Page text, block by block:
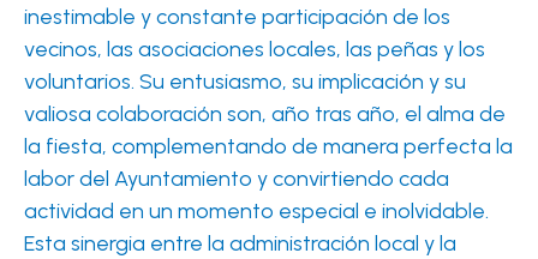
inestimable y constante participación de los
vecinos, las asociaciones locales, las peñas y los
voluntarios. Su entusiasmo, su implicación y su
valiosa colaboración son, año tras año, el alma de
la fiesta, complementando de manera perfecta la
labor del Ayuntamiento y convirtiendo cada
actividad en un momento especial e inolvidable.
Esta sinergia entre la administración local y la